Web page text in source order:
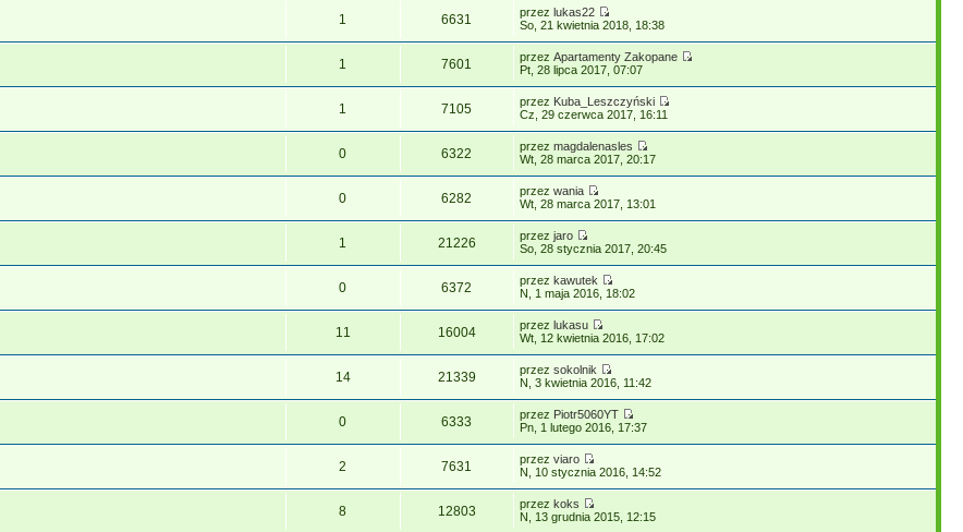
1 6631 przezlukas22
So, 21 kwietnia 2018, 18:38
1 7601 przezApartamenty Zakopane
Pt, 28 lipca 2017, 07:07
1 7105 przez Kuba_Leszczyński
Cz, 29 czerwca 2017, 16:11
0 6322 przezmagdalenasles
Wt, 28 marca 2017, 20:17
0 6282 przezwania
Wt, 28 marca 2017, 13:01
1 21226 przezjaro
So, 28 stycznia 2017, 20:45
0 6372 przezkawutek
N, 1 maja 2016, 18:02
11 16004 przezlukasu
Wt, 12 kwietnia 2016, 17:02
14 21339 przezsokolnik
N, 3 kwietnia 2016, 11:42
0 6333 przez Piotr5060YT
Pn, 1 lutego 2016, 17:37
2 7631 przezviaro
N, 10 stycznia 2016, 14:52
8 12803 przezkoks
N, 13 grudnia 2015, 12:15